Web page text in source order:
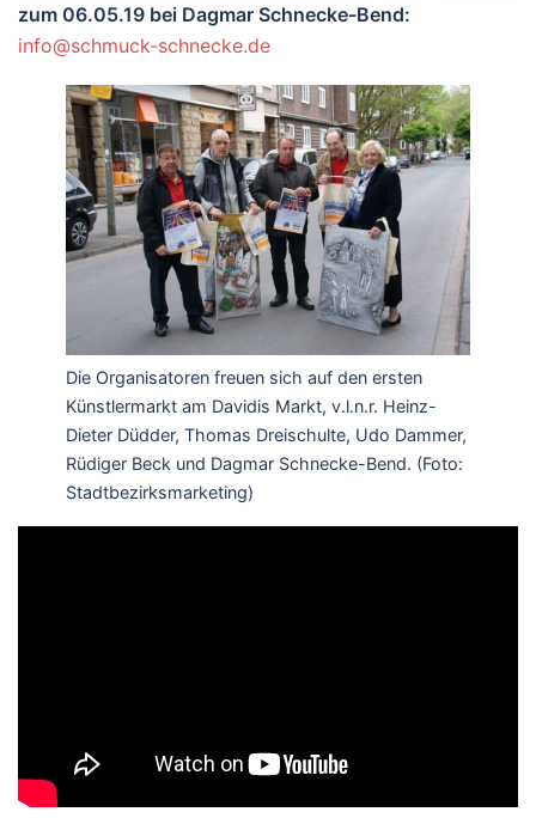
zum 06.05.19 bei Dagmar Schnecke-Bend:
info@schmuck-schnecke.de
Die Organisatoren freuen sich auf den ersten
Künstlermarkt am Davidis Markt, v.l.n.r. Heinz-
Dieter Düdder, Thomas Dreischulte, Udo Dammer,
Rüdiger Beck und Dagmar Schnecke-Bend. (Foto:
Stadtbezirksmarketing)